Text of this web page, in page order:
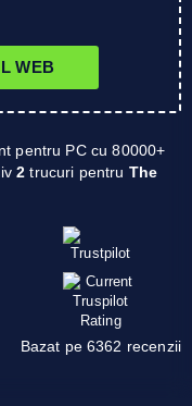
WEB
pentru PC cu 80000+
2 trucuri pentru The
Bazat pe 6362 recenzii